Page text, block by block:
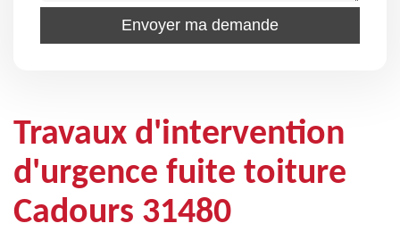
Travaux d'intervention
d'urgence fuite toiture
Cadours 31480